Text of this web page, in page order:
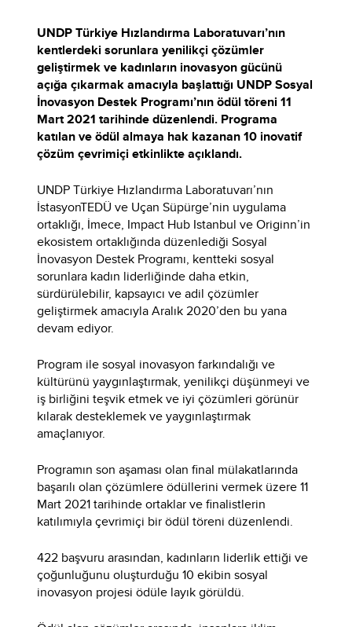
UNDP Türkiye Hızlandırma Laboratuvarı’nın
kentlerdeki sorunlara yenilikçi çözümler
geliştirmek ve kadınların inovasyon gücünü
açığa çıkarmak amacıyla başlattığı UNDP Sosyal
İnovasyon Destek Programı’nın ödül töreni 11
Mart 2021 tarihinde düzenlendi. Programa
katılan ve ödül almaya hak kazanan 10 inovatif
çözüm çevrimiçi etkinlikte açıklandı.
UNDP Türkiye Hızlandırma Laboratuvarı’nın
İstasyonTEDÜ ve Uçan Süpürge’nin uygulama
ortaklığı, İmece, Impact Hub Istanbul ve Originn’in
ekosistem ortaklığında düzenlediği Sosyal
İnovasyon Destek Programı, kentteki sosyal
sorunlara kadın liderliğinde daha etkin,
sürdürülebilir, kapsayıcı ve adil çözümler
geliştirmek amacıyla Aralık 2020’den bu yana
devam ediyor.
Program ile sosyal inovasyon farkındalığı ve
kültürünü yaygınlaştırmak, yenilikçi düşünmeyi ve
iş birliğini teşvik etmek ve iyi çözümleri görünür
kılarak desteklemek ve yaygınlaştırmak
amaçlanıyor.
Programın son aşaması olan final mülakatlarında
başarılı olan çözümlere ödüllerini vermek üzere 11
Mart 2021 tarihinde ortaklar ve finalistlerin
katılımıyla çevrimiçi bir ödül töreni düzenlendi.
422 başvuru arasından, kadınların liderlik ettiği ve
çoğunluğunu oluşturduğu 10 ekibin sosyal
inovasyon projesi ödüle layık görüldü.